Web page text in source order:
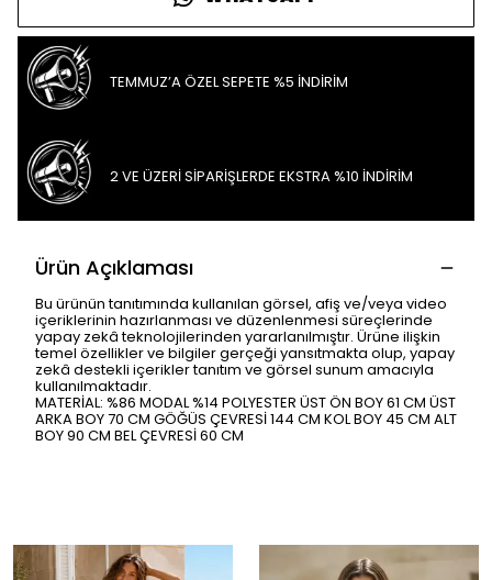
TEMMUZ’A ÖZEL SEPETE %5 İNDİRİM
2 VE ÜZERİ SİPARİŞLERDE EKSTRA %10 İNDİRİM
Ürün Açıklaması
Bu ürünün tanıtımında kullanılan görsel, afiş ve/veya video
içeriklerinin hazırlanması ve düzenlenmesi süreçlerinde
yapay zekâ teknolojilerinden yararlanılmıştır. Ürüne ilişkin
temel özellikler ve bilgiler gerçeği yansıtmakta olup, yapay
zekâ destekli içerikler tanıtım ve görsel sunum amacıyla
kullanılmaktadır.
MATERİAL: %86 MODAL %14 POLYESTER ÜST ÖN BOY 61 CM ÜST
ARKA BOY 70 CM GÖĞÜS ÇEVRESİ 144 CM KOL BOY 45 CM ALT
BOY 90 CM BEL ÇEVRESİ 60 CM